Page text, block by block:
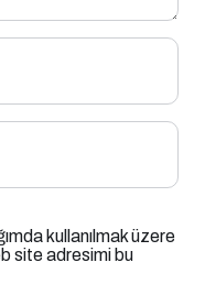
kullanılmak üzere
site adresimi bu